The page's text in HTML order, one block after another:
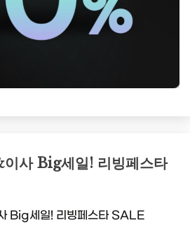
사 Big세일! 리빙페스타